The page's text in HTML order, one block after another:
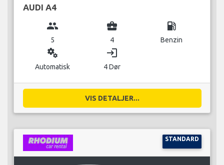
AUDI A4
group
5
business_center
4
local_gas_station
Benzin
miscellaneous_services
Automatisk
login
4 Dør
VIS DETALJER...
STANDARD